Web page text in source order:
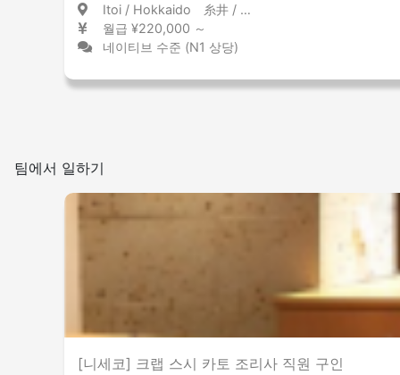
Itoi / Hokkaido 糸井 / 北海道
월급 ¥220,000 ～
네이티브 수준 (N1 상당)
팀에서 일하기
[니세코] 크랩 스시 카토 조리사 직원 구인